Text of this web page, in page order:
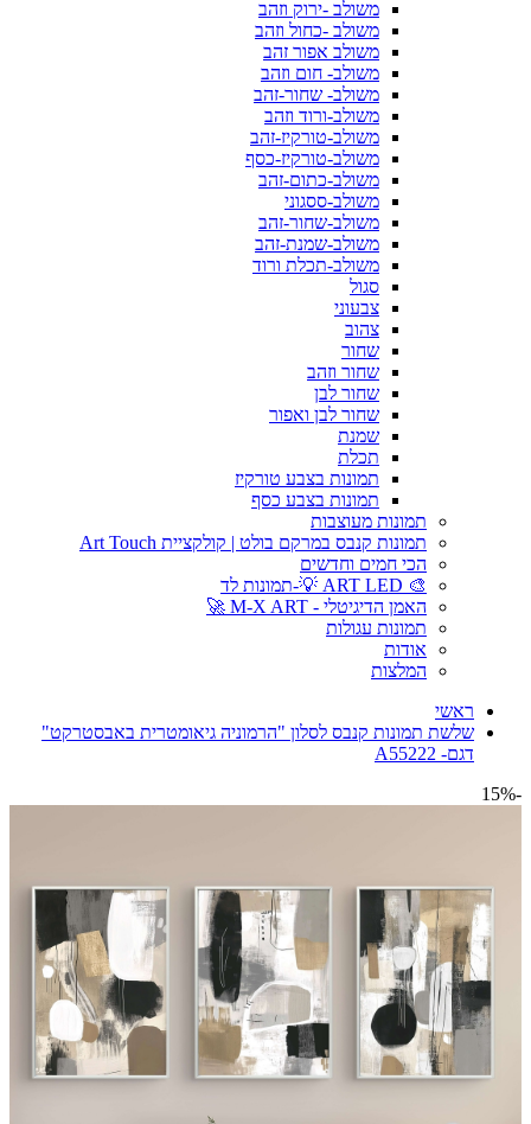
משולב -ירוק וזהב
משולב -כחול וזהב
משולב אפור זהב
משולב- חום וזהב
משולב- שחור-זהב
משולב-ורוד וזהב
משולב-טורקיז-זהב
משולב-טורקיז-כסף
משולב-כתום-זהב
משולב-ססגוני
משולב-שחור-זהב
משולב-שמנת-זהב
משולב-תכלת ורוד
סגול
צבעוני
צהוב
שחור
שחור וזהב
שחור לבן
שחור לבן ואפור
שמנת
תכלת
תמונות בצבע טורקיז
תמונות בצבע כסף
תמונות מעוצבות
תמונות קנבס במרקם בולט | קולקציית Art Touch
הכי חמים וחדשים
🎨 ART LED 💡-תמונות לד
האמן הדיגיטלי - M-X ART 🚀
תמונות עגולות
אודות
המלצות
ראשי
שלשת תמונות קנבס לסלון "הרמוניה גיאומטרית באבסטרקט"
דגם- A55222
-15%